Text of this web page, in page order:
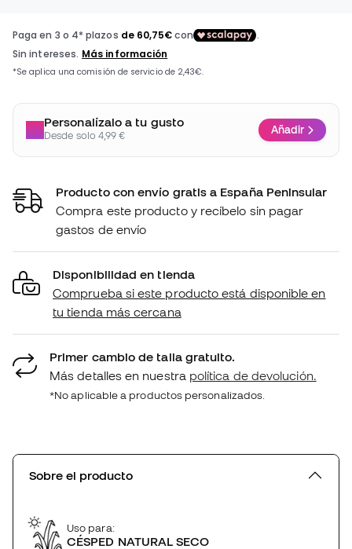
Personalízalo a tu gusto
Desde solo 4,99 € Añadir
Producto con envío gratis a España Peninsular
Compra este producto y recíbelo sin pagar
gastos de envío
Disponibilidad en tienda
Comprueba si este producto está disponible en
tu tienda más cercana
Primer cambio de talla gratuito.
Más detalles en nuestra política de devolución.
*No aplicable a productos personalizados.
Sobre el producto
Uso para:
CÉSPED NATURAL SECO